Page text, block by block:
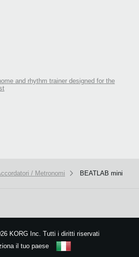
and rhythm trainer designed for the
/ Metronomi BEATLAB mini
KORG Inc. Tutti i diritti riservati
il tuo paese